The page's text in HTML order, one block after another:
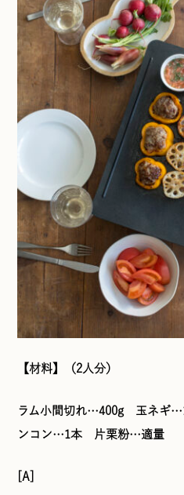
【材料】（2人分）
ラム小間切れ…400g 玉ネ
ンコン…1本 片栗粉…適量
[A]